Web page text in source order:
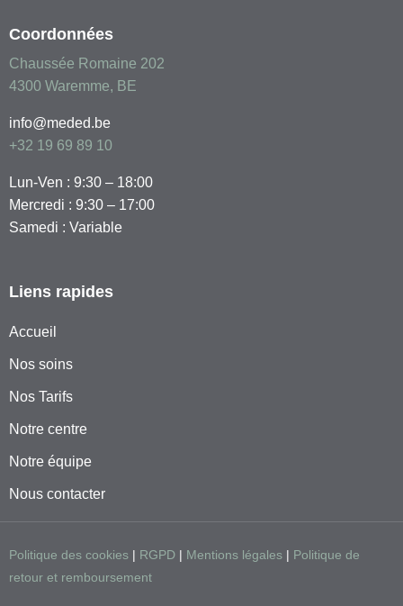
Coordonnées
Chaussée Romaine 202
4300 Waremme, BE
info@meded.be
+32 19 69 89 10
Lun-Ven : 9:30 – 18:00
Mercredi : 9:30 – 17:00
Samedi : Variable
Liens rapides
Accueil
Nos soins
Nos Tarifs
Notre centre
Notre équipe
Nous contacter
Politique des cookies | RGPD | Mentions légales | Politique de
retour et remboursement